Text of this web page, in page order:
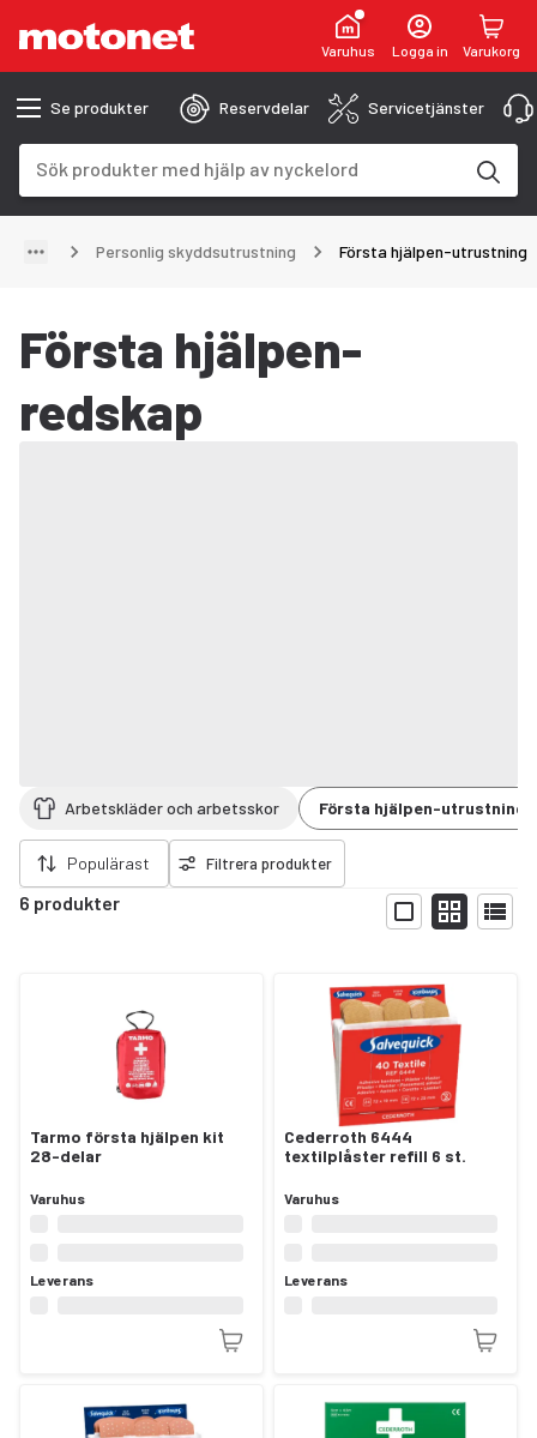
Varuhus Logga in Varukorg
Se produkter Reservdelar Servicetjänster
Personlig skyddsutrustning Första hjälpen-utrustning
Första hjälpen-
redskap
Arbetskläder och arbetsskor Första hjälpen-utrustning
Populärast Filtrera produkter
6 produkter
Visa
filter
Tarmo första hjälpen kit
28-delar
Varuhus
Leverans
Cederroth 6444
textilplåster refill 6 st.
Varuhus
Leverans